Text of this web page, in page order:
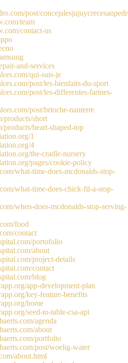
post/
team
contact-us
and-services
qui-suis-je
post/les-bienfaits-du-sport
post/les-differentes-farines-
post/brioche-nanterre
products/short
heart-shaped-top
1
4
the-cradle-nursery
pages/cookie-policy
what-time-does-mcdonalds-stop-
what-time-does-chick-fil-a-stop-
when-does-mcdonalds-stop-serving-
food
contact
portofolio
about
project-details
contact
blog
app-development-plan
key-feature-benefits
home
seed-to-table-csa-api
agenda
about
portfolio
post/woelig-water
about.html